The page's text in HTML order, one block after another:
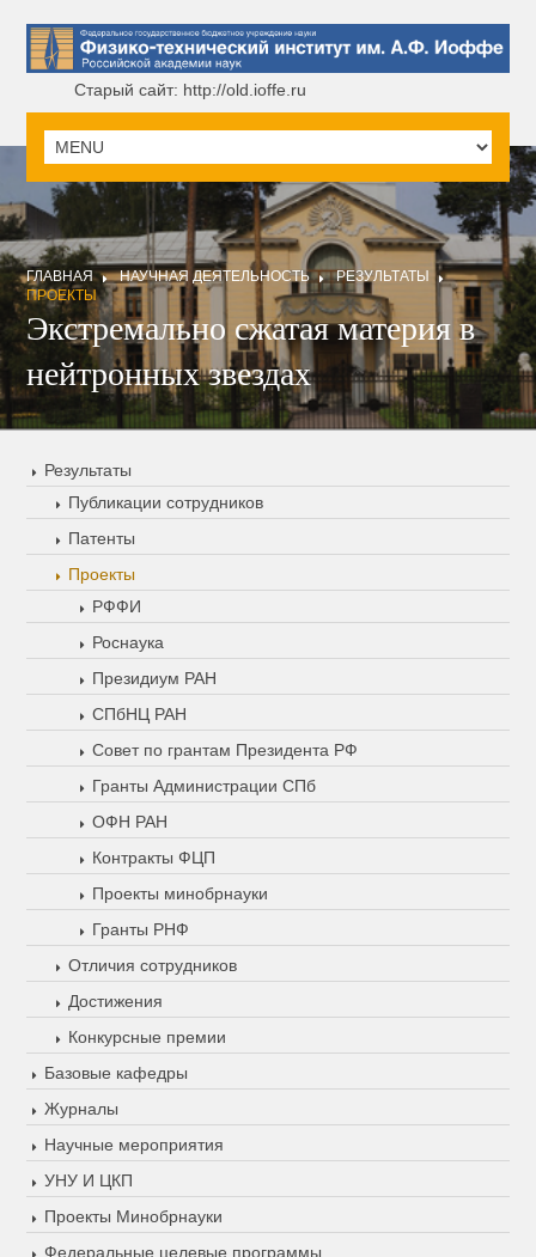
Старый сайт: http://old.ioffe.ru
ГЛАВНАЯ НАУЧНАЯ ДЕЯТЕЛЬНОСТЬ
РЕЗУЛЬТАТЫ
ПРОЕКТЫ
Экстремально сжатая материя в
нейтронных звездах
Результаты
Публикации сотрудников
Патенты
Проекты
РФФИ
Роснаука
Президиум РАН
СПбНЦ РАН
Совет по грантам Президента РФ
Гранты Администрации СПб
ОФН РАН
Контракты ФЦП
Проекты минобрнауки
Гранты РНФ
Отличия сотрудников
Достижения
Конкурсные премии
Базовые кафедры
Журналы
Научные мероприятия
УНУ И ЦКП
Проекты Минобрнауки
Федеральные целевые программы